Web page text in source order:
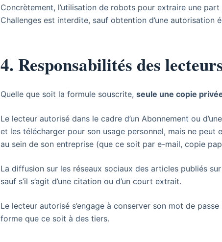
Concrètement, l’utilisation de robots pour extraire une
Challenges est interdite, sauf obtention d’une autorisation
4. Responsabilités des
Quelle que soit la formule souscrite,seule une copie
Le lecteur autorisé dans le cadre d’un Abonnement ou
et les télécharger pour son usage personnel, mais ne
au sein de son entreprise (que ce soit par e-mail, copie
La diffusion sur les réseaux sociaux des articles publiés
sauf s’il s’agit d’une citation ou d’un court extrait.
Le lecteur autorisé s’engage à conserver son mot de
forme que ce soit à des tiers.